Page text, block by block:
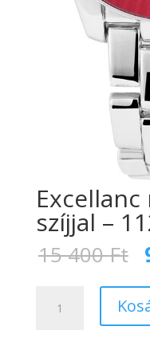
szíjjal –
15 400Ft